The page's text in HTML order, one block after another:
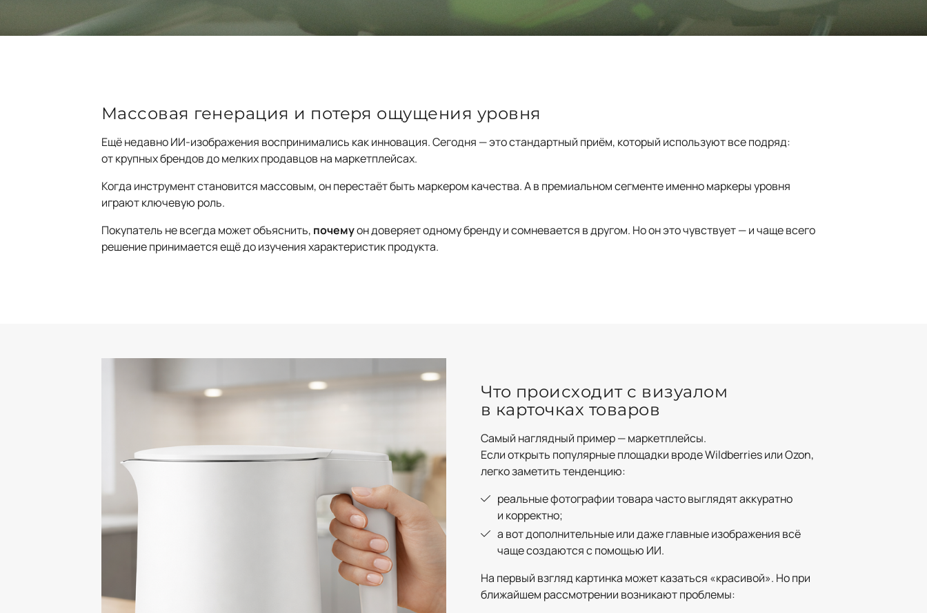
Массовая генерация и потеря ощущения уровня
Ещё недавно ИИ-изображения воспринимались как инновация. Сегодня — это стандартный приём, который используют все подряд:
от крупных брендов до мелких продавцов на маркетплейсах.
Когда инструмент становится массовым, он перестаёт быть маркером качества. А в премиальном сегменте именно маркеры уровня
играют ключевую роль.
Покупатель не всегда может объяснить, почемуон доверяет одному бренду и сомневается в другом. Но он это чувствует — и чаще всего
решение принимается ещё до изучения характеристик продукта.
Что происходит с визуалом
в карточках товаров
Самый наглядный пример — маркетплейсы.
Если открыть популярные площадки вроде Wildberries или Ozon,
легко заметить тенденцию:
реальные фотографии товара часто выглядят аккуратно
и корректно;
а вот дополнительные или даже главные изображения всё
чаще создаются с помощью ИИ.
На первый взгляд картинка может казаться «красивой». Но при
ближайшем рассмотрении возникают проблемы: